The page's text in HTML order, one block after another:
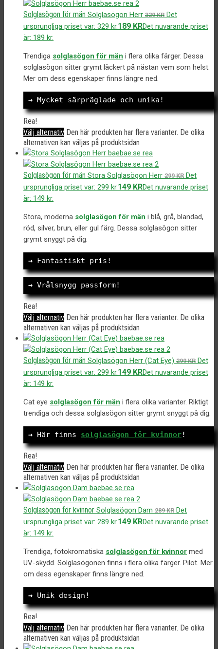
Solglasögon för män Solglasögon Herr 329KR Det
ursprungliga priset var: 329 kr.189 KRDet nuvarande priset
är: 189 kr.
Trendiga solglasögon för män i flera olika färger. Dessa
solglasögon sitter grymt läckert på nästan vem som helst.
Mer om dess egenskaper finns längre ned.
→ Mycket särpräglade och unika!
Rea!
Välj alternativ Den här produkten har flera varianter. De olika
alternativen kan väljas på produktsidan
Solglasögon för män Stora Solglasögon Herr 299KR Det
ursprungliga priset var: 299 kr.149 KRDet nuvarande priset
är: 149 kr.
Stora, moderna solglasögon för män i blå, grå, blandad,
röd, silver, brun, eller gul färg. Dessa solglasögon sitter
grymt snyggt på dig.
→ Fantastiskt pris!
→ Vrålsnygg passform!
Rea!
Välj alternativ Den här produkten har flera varianter. De olika
alternativen kan väljas på produktsidan
Solglasögon för män Solglasögon Herr (Cat Eye) 299KR Det
ursprungliga priset var: 299 kr.149 KRDet nuvarande priset
är: 149 kr.
Cat eye solglasögon för män i flera olika varianter. Riktigt
trendiga och dessa solglasögon sitter grymt snyggt på dig.
→ Här finns solglasögon för kvinnor!
Rea!
Välj alternativ Den här produkten har flera varianter. De olika
alternativen kan väljas på produktsidan
Solglasögon för kvinnor Solglasögon Dam 289KR Det
ursprungliga priset var: 289 kr.149 KRDet nuvarande priset
är: 149 kr.
Trendiga, fotokromatiska solglasögon för kvinnor med
UV-skydd. Solglasögonen finns i flera olika färger. Pilot. Mer
om dess egenskaper finns längre ned.
→ Unik design!
Rea!
Välj alternativ Den här produkten har flera varianter. De olika
alternativen kan väljas på produktsidan